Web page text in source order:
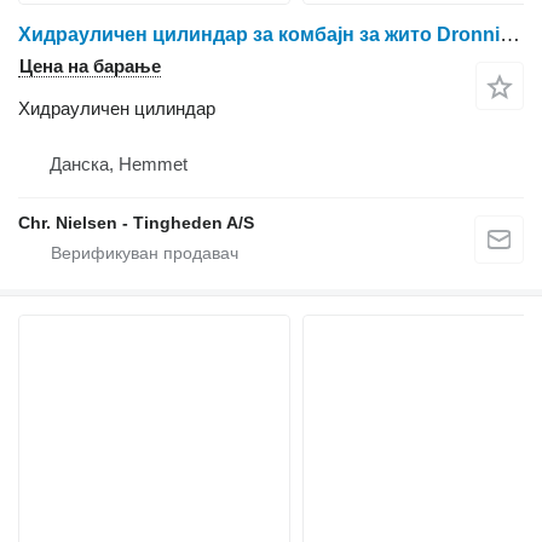
Хидрауличен цилиндар за комбајн за жито Dronningborg D1650
Цена на барање
Хидрауличен цилиндар
Данска, Hemmet
Chr. Nielsen - Tingheden A/S